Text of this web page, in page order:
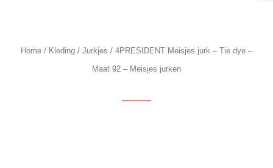
Home / Kleding / Jurkjes / 4PRESIDENT Meisjes jurk – Tie dye –
Maat 92 – Meisjes jurken